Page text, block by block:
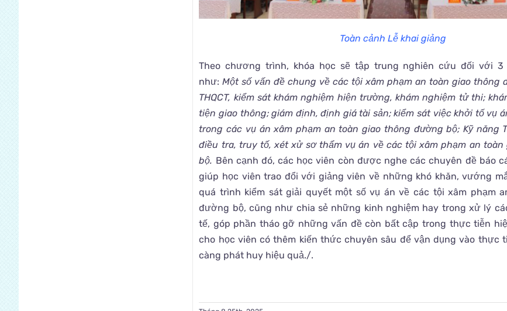
Toàn cảnh Lễ khai giảng
Theo chương trình, khóa học sẽ tập trung nghiên cứu đối với 3
như:Một số vấn đề chung về các tội xâm phạm an toàn giao thông
THQCT, kiểm sát khám nghiệm hiện trường, khám nghiệm tử thi;
tiện giao thông; giám định, định giá tài sản; kiểm sát việc khởi tố vụ
trong các vụ án xâm phạm an toàn giao thông đường bộ; Kỹ năng
điều tra, truy tố, xét xử sơ thẩm vụ án về các tội xâm phạm an
bộ. Bên cạnh đó, các học viên còn được nghe các chuyên đề báo
giúp học viên trao đổi với giảng viên về những khó khăn, vướng
quá trình kiểm sát giải quyết một số vụ án về các tội xâm phạm
đường bộ, cũng như chia sẻ những kinh nghiệm hay trong xử lý
tế, góp phần tháo gỡ những vấn đề còn bất cập trong thực tiễn
cho học viên có thêm kiến thức chuyên sâu để vận dụng vào thực
càng phát huy hiệu quả./.